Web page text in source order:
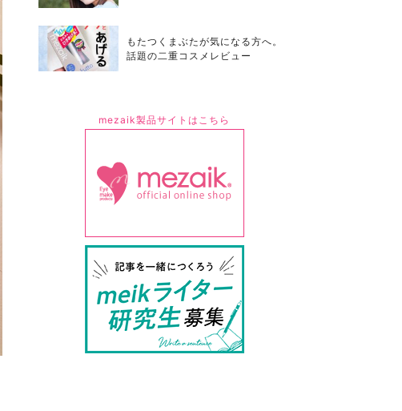
もたつくまぶたが気になる方へ。
話題の二重コスメレビュー
mezaik製品サイトはこちら